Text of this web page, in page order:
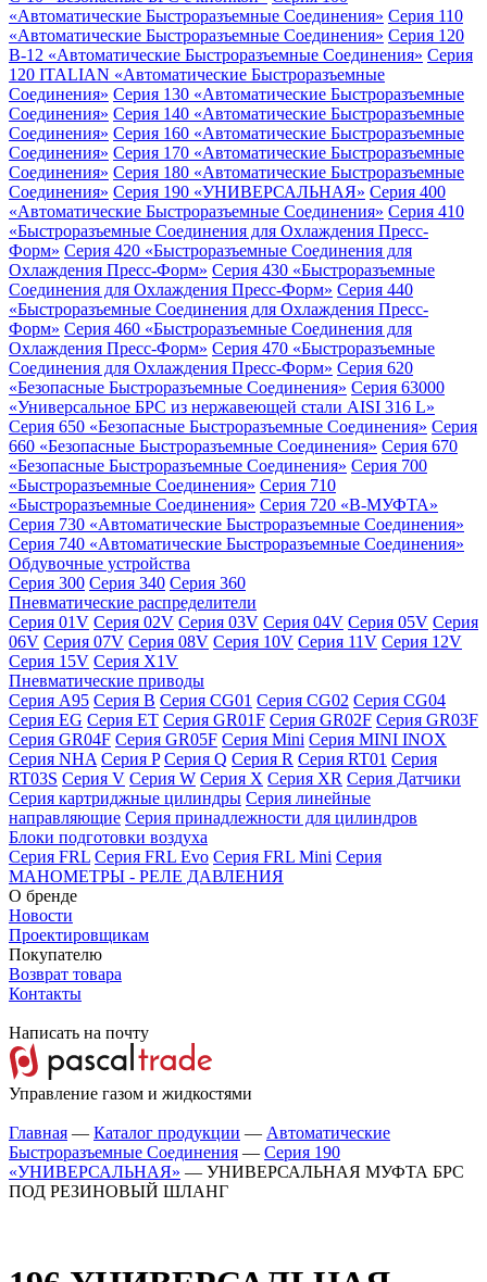
«Автоматические Быстроразъемные Соединения» Серия 110
«Автоматические Быстроразъемные Соединения» Серия 120
B-12 «Автоматические Быстроразъемные Соединения» Серия
120 ITALIAN «Автоматические Быстроразъемные
Соединения» Серия 130 «Автоматические Быстроразъемные
Соединения» Серия 140 «Автоматические Быстроразъемные
Соединения» Серия 160 «Автоматические Быстроразъемные
Соединения» Серия 170 «Автоматические Быстроразъемные
Соединения» Серия 180 «Автоматические Быстроразъемные
Соединения» Серия 190 «УНИВЕРСАЛЬНАЯ» Серия 400
«Автоматические Быстроразъемные Соединения» Серия 410
«Быстроразъемные Соединения для Охлаждения Пресс-
Форм» Серия 420 «Быстроразъемные Соединения для
Охлаждения Пресс-Форм» Серия 430 «Быстроразъемные
Соединения для Охлаждения Пресс-Форм» Серия 440
«Быстроразъемные Соединения для Охлаждения Пресс-
Форм» Серия 460 «Быстроразъемные Соединения для
Охлаждения Пресс-Форм» Серия 470 «Быстроразъемные
Соединения для Охлаждения Пресс-Форм» Серия 620
«Безопасные Быстроразъемные Соединения» Серия 63000
«Универсальное БРС из нержавеющей стали AISI 316 L»
Серия 650 «Безопасные Быстроразъемные Соединения» Серия
660 «Безопасные Быстроразъемные Соединения» Серия 670
«Безопасные Быстроразъемные Соединения» Серия 700
«Быстроразъемные Соединения» Серия 710
«Быстроразъемные Соединения» Серия 720 «B-МУФТА»
Серия 730 «Автоматические Быстроразъемные Соединения»
Серия 740 «Автоматические Быстроразъемные Соединения»
Обдувочные устройства
Серия 300 Серия 340 Серия 360
Пневматические распределители
Серия 01V Серия 02V Серия 03V Серия 04V Серия 05V Серия
06V Серия 07V Серия 08V Серия 10V Серия 11V Серия 12V
Серия 15V Серия X1V
Пневматические приводы
Серия A95 Серия B Серия CG01 Серия CG02 Серия CG04
Серия EG Серия ET Серия GR01F Серия GR02F Серия GR03F
Серия GR04F Серия GR05F Серия Mini Серия MINI INOX
Серия NHA Серия P Серия Q Серия R Серия RT01 Серия
RT03S Серия V Серия W Серия X Серия XR Серия Датчики
Серия картриджные цилиндры Серия линейные
направляющие Серия принадлежности для цилиндров
Блоки подготовки воздуха
Серия FRL Серия FRL Evo Серия FRL Mini Серия
МАНОМЕТРЫ - РЕЛЕ ДАВЛЕНИЯ
О бренде
Новости
Проектировщикам
Покупателю
Возврат товара
Контакты
Написать на почту
Управление газом и жидкостями
Главная — Каталог продукции — Автоматические
Быстроразъемные Соединения — Серия 190
«УНИВЕРСАЛЬНАЯ» — УНИВЕРСАЛЬНАЯ МУФТА БРС
ПОД РЕЗИНОВЫЙ ШЛАНГ